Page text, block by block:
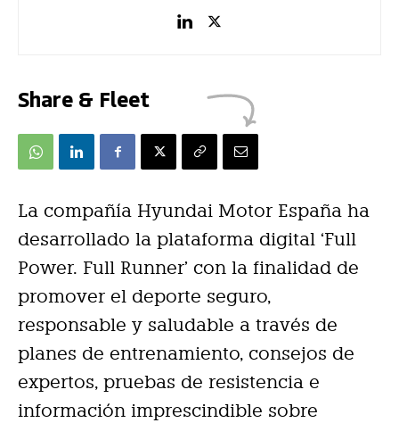
Share & Fleet
La compañía Hyundai Motor España ha
desarrollado la plataforma digital ‘Full
Power. Full Runner’ con la finalidad de
promover el deporte seguro,
responsable y saludable a través de
planes de entrenamiento, consejos de
expertos, pruebas de resistencia e
información imprescindible sobre